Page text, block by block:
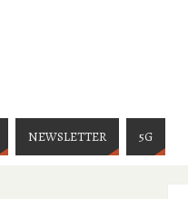
NEWSLETTER 5G